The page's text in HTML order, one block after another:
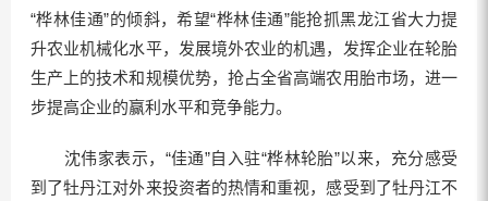
“桦林佳通”的倾斜，希望“桦林佳通”能抢抓黑龙江省大力提
升农业机械化水平，发展境外农业的机遇，发挥企业在轮胎
生产上的技术和规模优势，抢占全省高端农用胎市场，进一
步提高企业的赢利水平和竞争能力。
沈伟家表示，“佳通”自入驻“桦林轮胎”以来，充分感受
到了牡丹江对外来投资者的热情和重视，感受到了牡丹江不